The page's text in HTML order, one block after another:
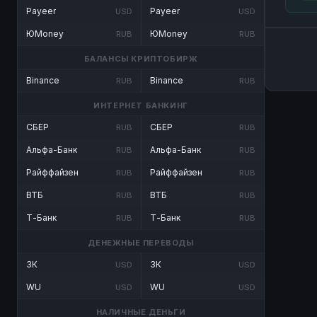
Payeer USD
ЮMoney RUB
Payeer USD
ЮMoney RUB
БАЛАНСЫ КРИПТОБИРЖ
Binance RUB Binance RUB
ИНТЕРНЕТ БАНКИНГ
СБЕР RUB
Альфа-Банк RUB
Райффайзен RUB
ВТБ RUB
Т-Банк RUB
СБЕР RUB
Альфа-Банк RUB
Райффайзен RUB
ВТБ RUB
Т-Банк RUB
ДЕНЕЖНЫЕ ПЕРЕВОДЫ
ЗК USD
WU USD
ЗК USD
WU USD
НАЛИЧНЫЕ ДЕНЬГИ